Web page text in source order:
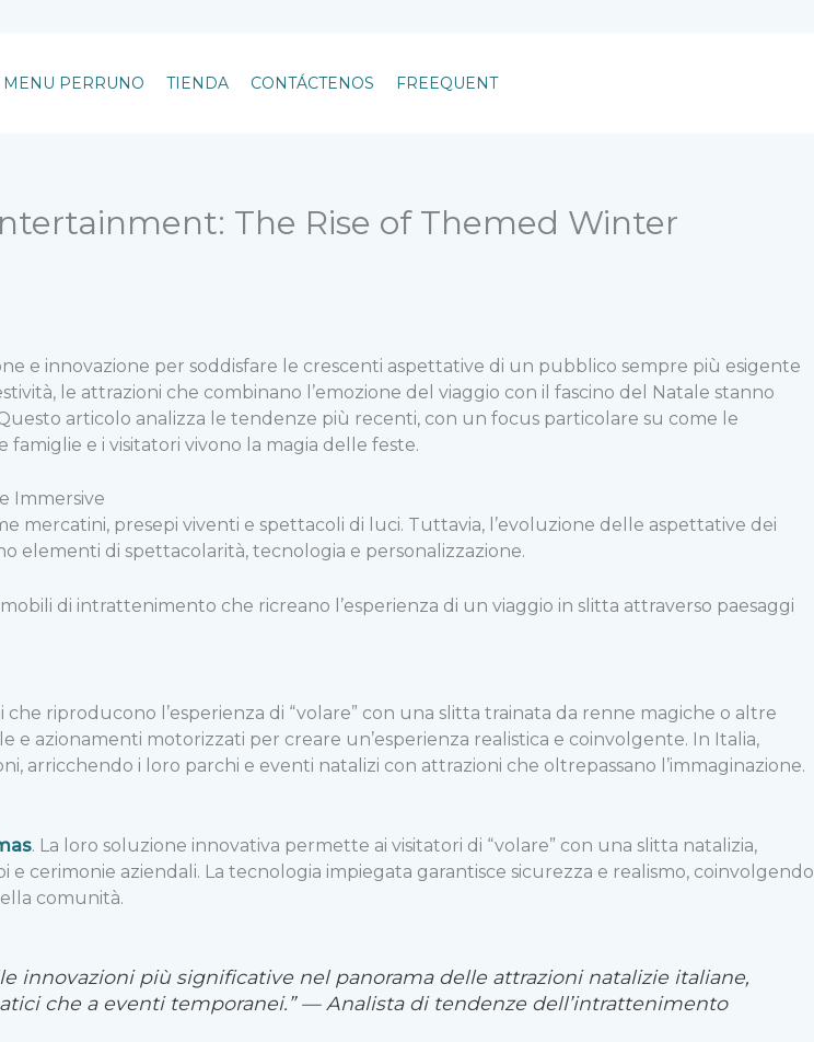
MENU PERRUNO TIENDA CONTÁCTENOS FREEQUENT
The Rise of Themed Winter
e innovazione per soddisfare le crescenti aspettative di un pubblico sempre più esigente
le attrazioni che combinano l’emozione del viaggio con il fascino del Natale stanno
articolo analizza le tendenze più recenti, con un focus particolare su come le
e i visitatori vivono la magia delle feste.
Immersive
mercatini, presepi viventi e spettacoli di luci. Tuttavia, l’evoluzione delle aspettative dei
elementi di spettacolarità, tecnologia e personalizzazione.
di intrattenimento che ricreano l’esperienza di un viaggio in slitta attraverso paesaggi
riproducono l’esperienza di “volare” con una slitta trainata da renne magiche o altre
azionamenti motorizzati per creare un’esperienza realistica e coinvolgente. In Italia,
arricchendo i loro parchi e eventi natalizi con attrazioni che oltrepassano l’immaginazione.
. La loro soluzione innovativa permette ai visitatori di “volare” con una slitta natalizia,
cerimonie aziendali. La tecnologia impiegata garantisce sicurezza e realismo, coinvolgendo
comunità.
innovazioni più significative nel panorama delle attrazioni natalizie italiane,
che a eventi temporanei.” — Analista di tendenze dell’intrattenimento